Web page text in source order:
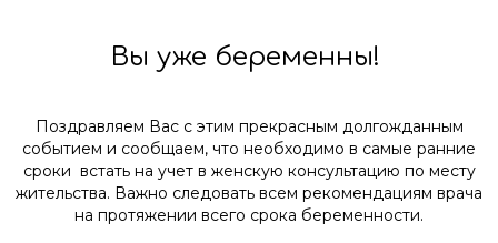
Вы уже беременны!
Поздравляем Вас с этим прекрасным долгожданным
событием и сообщаем, что необходимо в самые ранние
сроки встать на учет в женскую консультацию по месту
жительства. Важно следовать всем рекомендациям врача
на протяжении всего срока беременности.